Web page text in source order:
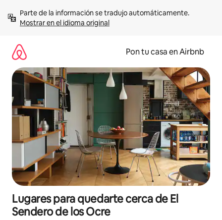
contenidoMostrar en el idioma original
Pon tu casa en Airbnb
Lugares para quedarte cerca de El
Sendero de los Ocre